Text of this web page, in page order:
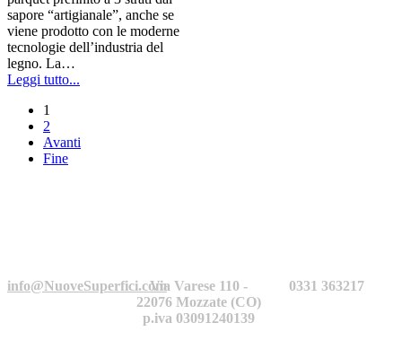
sapore “artigianale”, anche se
viene prodotto con le moderne
tecnologie dell’industria del
legno. La…
Leggi tutto...
1
2
Avanti
Fine
info@NuoveSuperfici.comVia Varese 110 -
22076 Mozzate (CO)
p.iva 03091240139
0331 363217